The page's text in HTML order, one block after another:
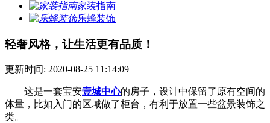
家装指南
乐蜂装饰
轻奢风格，让生活更有品质！
更新时间: 2020-08-25 11:14:09
这是一套宝安壹城中心的房子，设计中保留了原有空间的
体量，比如入门的区域做了柜台 ， 有利于放置一些盆景装饰之
类。